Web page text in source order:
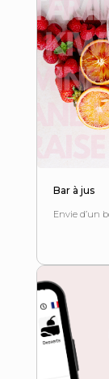
Bar à jus
Envie d’un